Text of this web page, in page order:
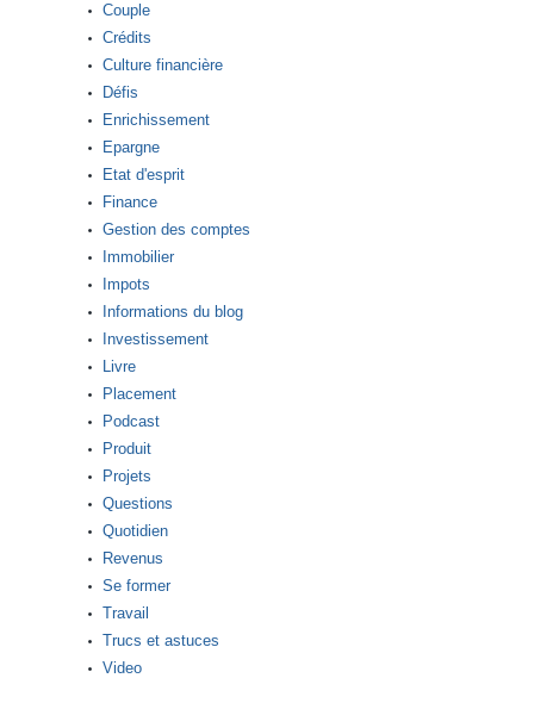
Couple
Crédits
Culture financière
Défis
Enrichissement
Epargne
Etat d'esprit
Finance
Gestion des comptes
Immobilier
Impots
Informations du blog
Investissement
Livre
Placement
Podcast
Produit
Projets
Questions
Quotidien
Revenus
Se former
Travail
Trucs et astuces
Video